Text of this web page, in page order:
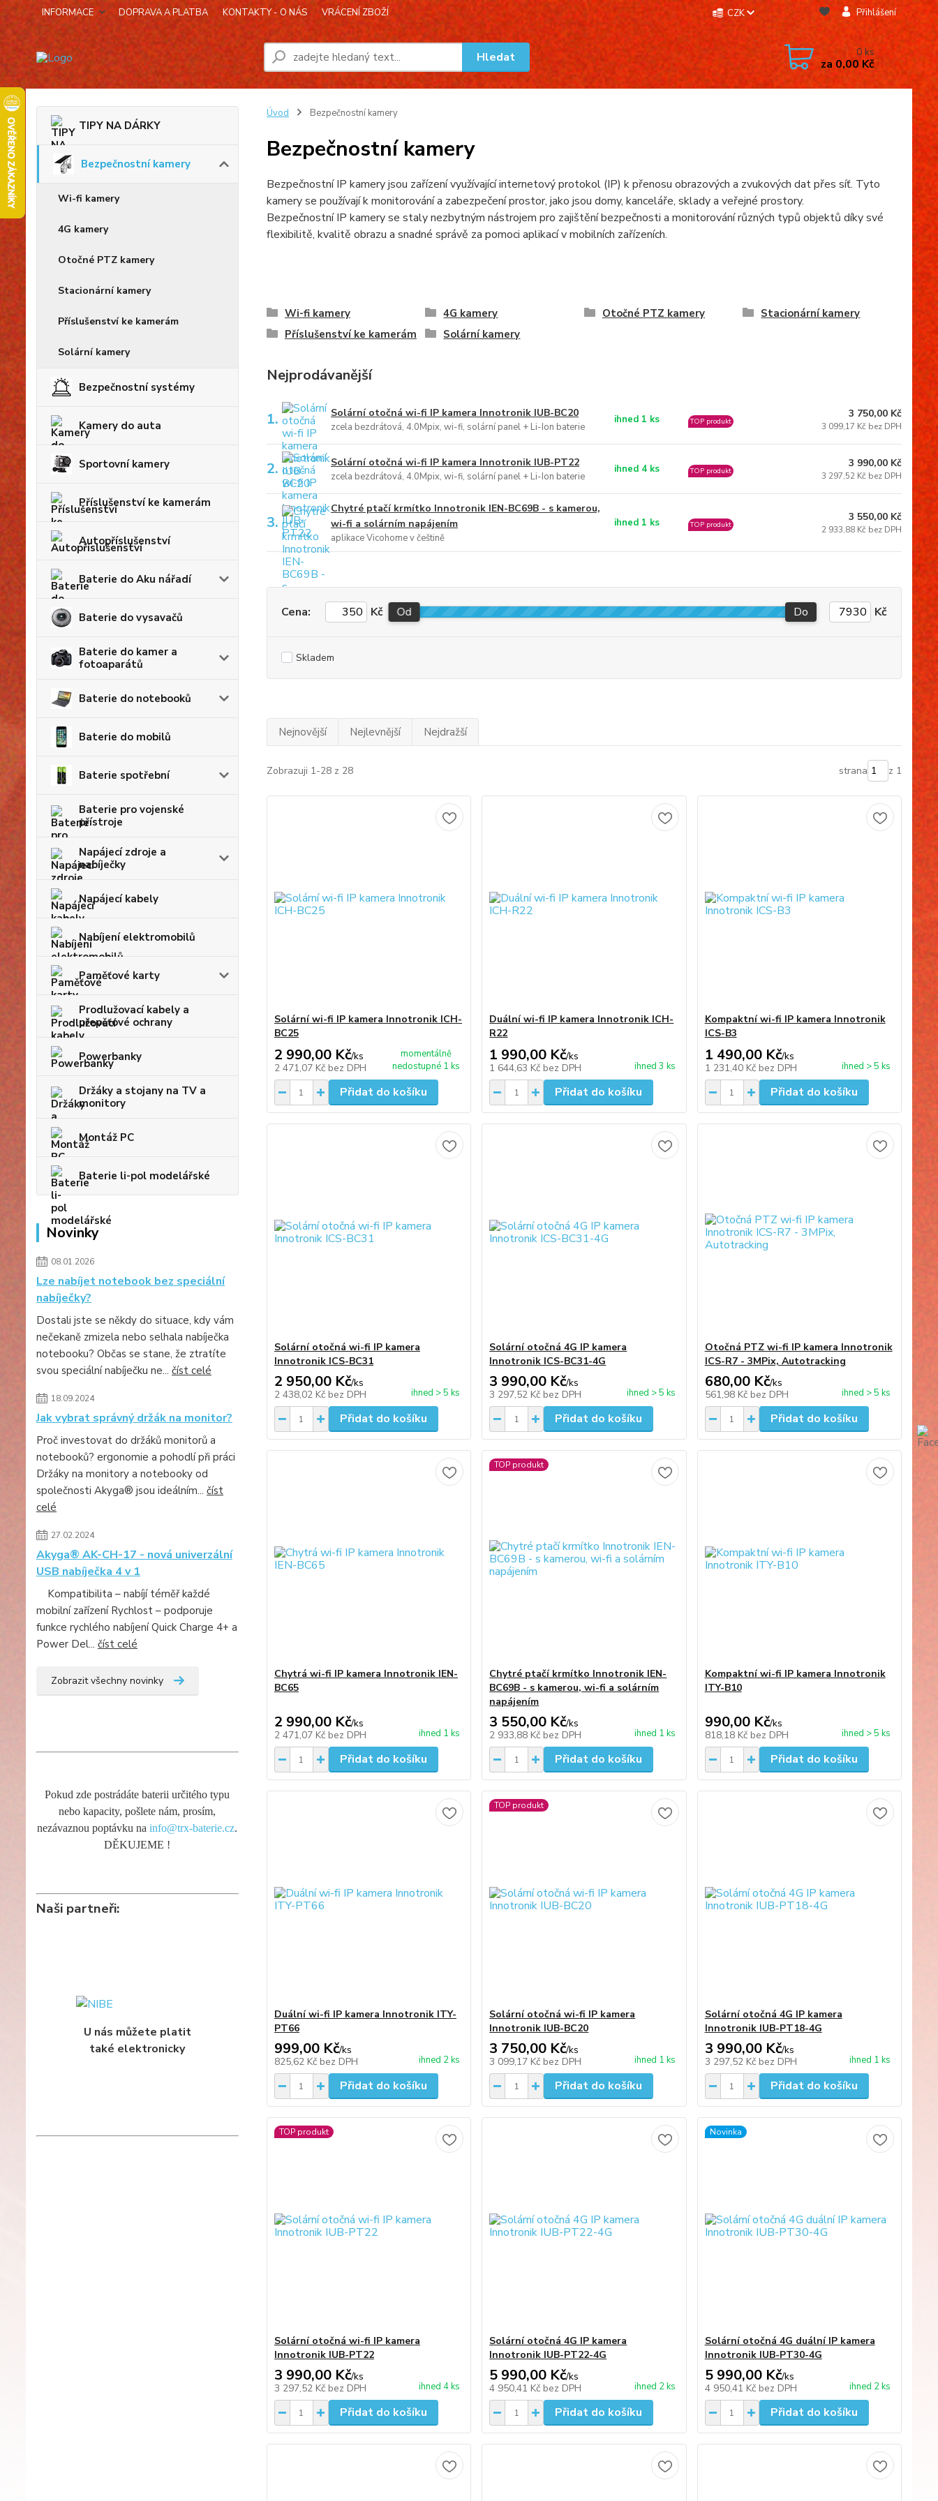
INFORMACE DOPRAVA A PLATBA KONTAKTY - O NÁS VRÁCENÍ ZBOŽÍ CZK Přihlášení
Hledat 0ks
za0,00 Kč
TIPY NA DÁRKY
Bezpečnostní kamery
Wi-fi kamery
4G kamery
Otočné PTZ kamery
Stacionární kamery
Příslušenství ke kamerám
Solární kamery
Bezpečnostní systémy
Kamery do auta
Sportovní kamery
Příslušenství ke kamerám
Autopříslušenství
Baterie do Aku nářadí
Baterie do vysavačů
Baterie do kamer a
fotoaparátů
Baterie do notebooků
Baterie do mobilů
Baterie spotřební
Baterie pro vojenské
přístroje
Napájecí zdroje a
nabíječky
Napájecí kabely
Nabíjení elektromobilů
Paměťové karty
Prodlužovací kabely a
přepěťové ochrany
Powerbanky
Držáky a stojany na TV a
monitory
Montáž PC
Baterie li-pol modelářské
Novinky
08.01.2026
Lze nabíjet notebook bez speciální
nabíječky?
Dostali jste se někdy do situace, kdy vám
nečekaně zmizela nebo selhala nabíječka
notebooku? Občas se stane, že ztratíte
svou speciální nabíječku ne... číst celé
18.09.2024
Jak vybrat správný držák na monitor?
Proč investovat do držáků monitorů a
notebooků? ergonomie a pohodlí při práci
Držáky na monitory a notebooky od
společnosti Akyga® jsou ideálním... číst
celé
27.02.2024
Akyga® AK-CH-17 - nová univerzální
USB nabíječka 4 v 1
Kompatibilita – nabíjí téměř každé
mobilní zařízení Rychlost – podporuje
funkce rychlého nabíjení Quick Charge 4+ a
Power Del... číst celé
Zobrazit všechny novinky
Pokud zde postrádáte baterii určitého typu
nebo kapacity, pošlete nám, prosím,
nezávaznou poptávku nainfo@trx-baterie.cz.
DĚKUJEME !
Naši partneři:
U nás můžete platit
také elektronicky
Úvod Bezpečnostní kamery
Bezpečnostní kamery
Bezpečnostní IP kamery jsou zařízení využívající internetový protokol (IP) k přenosu obrazových a zvukových dat přes síť. Tyto
kamery se používají k monitorování a zabezpečení prostor, jako jsou domy, kanceláře, sklady a veřejné prostory.
Bezpečnostní IP kamery se staly nezbytným nástrojem pro zajištění bezpečnosti a monitorování různých typů objektů díky své
flexibilitě, kvalitě obrazu a snadné správě za pomoci aplikací v mobilních zařízeních.
Wi-fi kamery 4G kamery Otočné PTZ kamery
Stacionární kamery
Příslušenství ke kamerám
Solární kamery
Nejprodávanější
1. Solární otočná wi-fi IP kamera Innotronik IUB-BC20
zcela bezdrátová, 4.0Mpix, wi-fi, solární panel + Li-Ion baterie
ihned 1 ks TOP produkt
3 750,00 Kč
3 099,17 Kč bez DPH
2. Solární otočná wi-fi IP kamera Innotronik IUB-PT22
zcela bezdrátová, 4.0Mpix, wi-fi, solární panel + Li-Ion baterie
ihned 4 ks TOP produkt
3 990,00 Kč
3 297,52 Kč bez DPH
3.
Chytré ptačí krmítko Innotronik IEN-BC69B - s kamerou,
wi-fi a solárním napájením
aplikace Vicohome v češtině
ihned 1 ks TOP produkt
3 550,00 Kč
2 933,88 Kč bez DPH
Cena: Kč Od Do Kč
Skladem
Nejnovější Nejlevnější Nejdražší
Zobrazuji 1-28 z 28 strana z 1
Solární wi-fi IP kamera Innotronik ICH-
BC25
2 990,00 Kč/ks
2 471,07 Kč bez DPH
momentálně
nedostupné 1 ks
Přidat do košíku
Duální wi-fi IP kamera Innotronik ICH-
R22
1 990,00 Kč/ks
1 644,63 Kč bez DPH ihned 3 ks
Přidat do košíku
Kompaktní wi-fi IP kamera Innotronik
ICS-B3
1 490,00 Kč/ks
1 231,40 Kč bez DPH ihned > 5 ks
Přidat do košíku
Solární otočná wi-fi IP kamera
Innotronik ICS-BC31
2 950,00 Kč/ks
2 438,02 Kč bez DPH ihned > 5 ks
Přidat do košíku
Solární otočná 4G IP kamera
Innotronik ICS-BC31-4G
3 990,00 Kč/ks
3 297,52 Kč bez DPH ihned > 5 ks
Přidat do košíku
Otočná PTZ wi-fi IP kamera Innotronik
ICS-R7 - 3MPix, Autotracking
680,00 Kč/ks
561,98 Kč bez DPH ihned > 5 ks
Přidat do košíku
Chytrá wi-fi IP kamera Innotronik IEN-
BC65
2 990,00 Kč/ks
2 471,07 Kč bez DPH ihned 1 ks
Přidat do košíku
TOP produkt
Chytré ptačí krmítko Innotronik IEN-
BC69B - s kamerou, wi-fi a solárním
napájením
3 550,00 Kč/ks
2 933,88 Kč bez DPH ihned 1 ks
Přidat do košíku
Kompaktní wi-fi IP kamera Innotronik
ITY-B10
990,00 Kč/ks
818,18 Kč bez DPH ihned > 5 ks
Přidat do košíku
Duální wi-fi IP kamera Innotronik ITY-
PT66
999,00 Kč/ks
825,62 Kč bez DPH ihned 2 ks
Přidat do košíku
TOP produkt
Solární otočná wi-fi IP kamera
Innotronik IUB-BC20
3 750,00 Kč/ks
3 099,17 Kč bez DPH ihned 1 ks
Přidat do košíku
Solární otočná 4G IP kamera
Innotronik IUB-PT18-4G
3 990,00 Kč/ks
3 297,52 Kč bez DPH ihned 1 ks
Přidat do košíku
TOP produkt
Solární otočná wi-fi IP kamera
Innotronik IUB-PT22
3 990,00 Kč/ks
3 297,52 Kč bez DPH ihned 4 ks
Přidat do košíku
Solární otočná 4G IP kamera
Innotronik IUB-PT22-4G
5 990,00 Kč/ks
4 950,41 Kč bez DPH ihned 2 ks
Přidat do košíku
Novinka
Solární otočná 4G duální IP kamera
Innotronik IUB-PT30-4G
5 990,00 Kč/ks
4 950,41 Kč bez DPH ihned 2 ks
Přidat do košíku